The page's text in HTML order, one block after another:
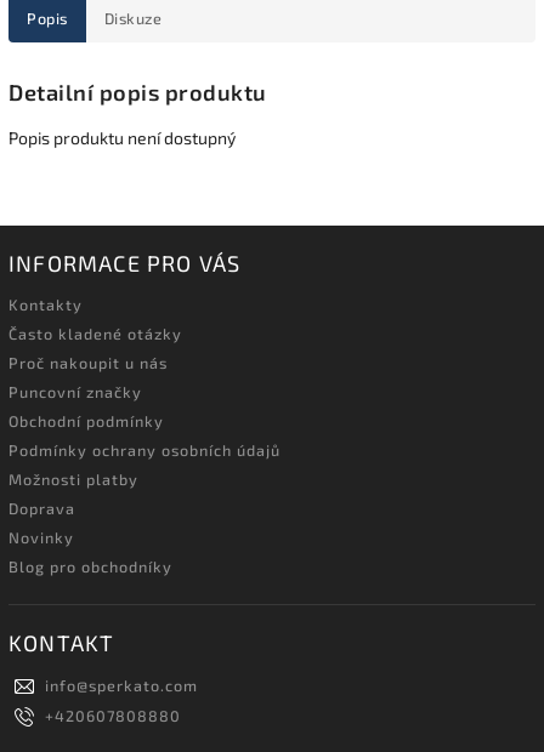
Popis Diskuze
Detailní popis produktu
Popis produktu není dostupný
INFORMACE PRO VÁS
Kontakty
Často kladené otázky
Proč nakoupit u nás
Puncovní značky
Obchodní podmínky
Podmínky ochrany osobních údajů
Možnosti platby
Doprava
Novinky
Blog pro obchodníky
KONTAKT
info@sperkato.com
+420607808880